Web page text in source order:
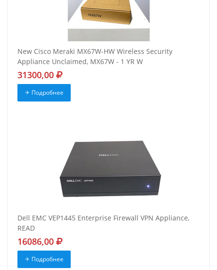
New Cisco Meraki MX67W-HW Wireless Security
Appliance Unclaimed, MX67W - 1 YR W
31300,00
Подробнее
Dell EMC VEP1445 Enterprise Firewall VPN Appliance,
READ
16086,00
Подробнее